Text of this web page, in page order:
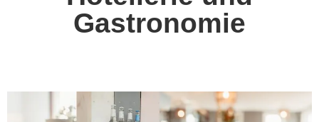
Gastronomie